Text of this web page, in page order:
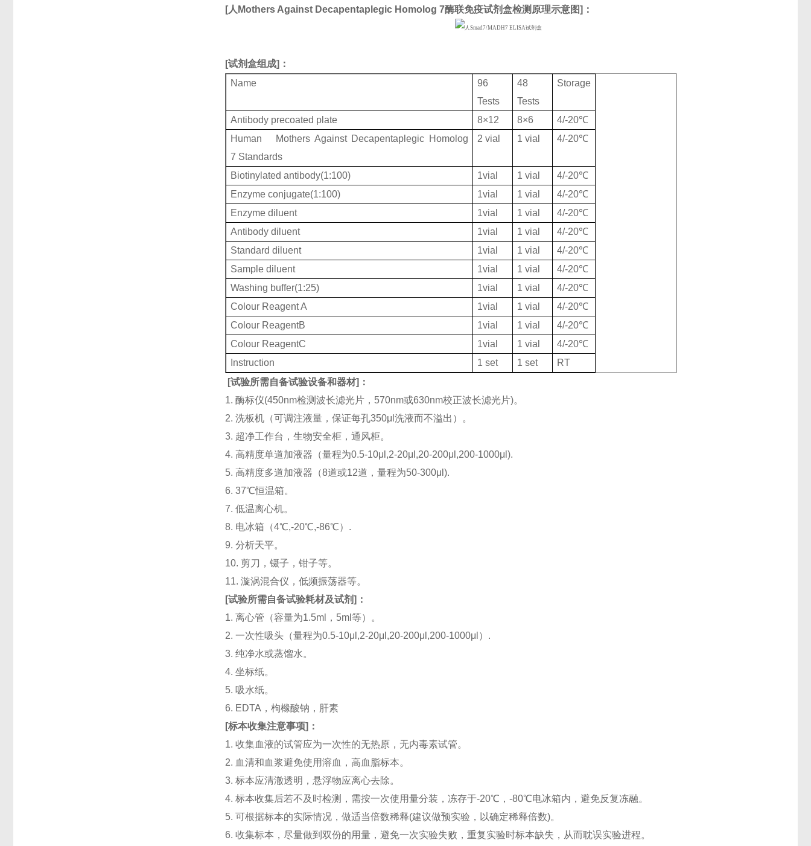
[人 Mothers Against Decapentaplegic Homolog 7酶联免疫试剂盒检测原理示意图] ：
[试剂盒组成]：
Name
96
Tests
48
Tests
Storage
Antibody precoated plate 8×12 8×6
4/-20℃
Human Mothers Against Decapentaplegic Homolog
7 Standards
2 vial 1 vial 4/-20℃
Biotinylated antibody(1:100) 1vial 1 vial
4/-20℃
Enzyme conjugate(1:100)
1vial 1 vial
4/-20℃
Enzyme diluent
1vial 1 vial
4/-20℃
Antibody diluent
1vial 1 vial
4/-20℃
Standard diluent
1vial 1 vial
4/-20℃
Sample diluent
1vial 1 vial
4/-20℃
Washing buffer(1:25)
1vial 1 vial
4/-20℃
Colour Reagent A
1vial 1 vial
4/-20℃
Colour ReagentB
1vial 1 vial
4/-20℃
Colour ReagentC
1vial 1 vial
4/-20℃
Instruction
1 set 1 set
RT
[试验所需自备试验设备和器材]：
1. 酶标仪(450nm检测波长滤光片，570nm或630nm校正波长滤光片)。
2. 洗板机（可调注液量，保证每孔350μl洗液而不溢出）。
3. 超净工作台，生物安全柜，通风柜。
4. 高精度单道加液器（量程为0.5-10μl,2-20μl,20-200μl,200-1000μl).
5. 高精度多道加液器（8道或12道，量程为50-300μl).
6. 37℃恒温箱。
7. 低温离心机。
8. 电冰箱（4℃,-20℃,-86℃）.
9. 分析天平。
10. 剪刀，镊子，钳子等。
11. 漩涡混合仪，低频振荡器等。
[试验所需自备试验耗材及试剂]：
1. 离心管（容量为1.5ml，5ml等）。
2. 一次性吸头（量程为0.5-10μl,2-20μl,20-200μl,200-1000μl）.
3. 纯净水或蒸馏水。
4. 坐标纸。
5. 吸水纸。
6. EDTA，枸橼酸钠，肝素
[标本收集注意事项]：
1. 收集血液的试管应为一次性的无热原，无内毒素试管。
2. 血清和血浆避免使用溶血，高血脂标本。
3. 标本应清澈透明，悬浮物应离心去除。
4. 标本收集后若不及时检测，需按一次使用量分装，冻存于-20℃，-80℃电冰箱内，避免反复冻融。
5. 可根据标本的实际情况，做适当倍数稀释(建议做预实验，以确定稀释倍数)。
6. 收集标本，尽量做到双份的用量，避免一次实验失败，重复实验时标本缺失，从而耽误实验进程。